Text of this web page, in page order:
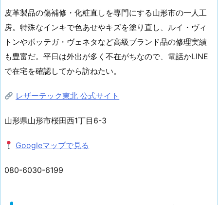
皮革製品の傷補修・化粧直しを専門にする山形市の一人工
房。特殊なインキで色あせやキズを塗り直し、ルイ・ヴィ
トンやボッテガ・ヴェネタなど高級ブランド品の修理実績
も豊富だ。平日は外出が多く不在がちなので、電話かLINE
で在宅を確認してから訪ねたい。
レザーテック東北 公式サイト
山形県山形市桜田西1丁目6-3
Googleマップで見る
080-6030-6199